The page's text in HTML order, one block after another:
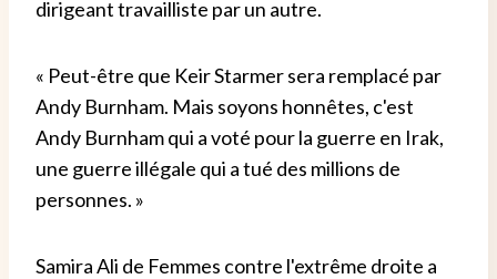
dirigeant travailliste par un autre.
« Peut-être que Keir Starmer sera remplacé par
Andy Burnham. Mais soyons honnêtes, c'est
Andy Burnham qui a voté pour la guerre en Irak,
une guerre illégale qui a tué des millions de
personnes. »
Samira Ali de Femmes contre l'extrême droite a